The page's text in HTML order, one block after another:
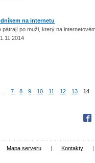
na internetu
pátrají po muži, který na
7 8 9 10 11 12 13 14
Mapa serveru | Kontakty |